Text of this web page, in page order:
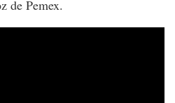
de Pemex.